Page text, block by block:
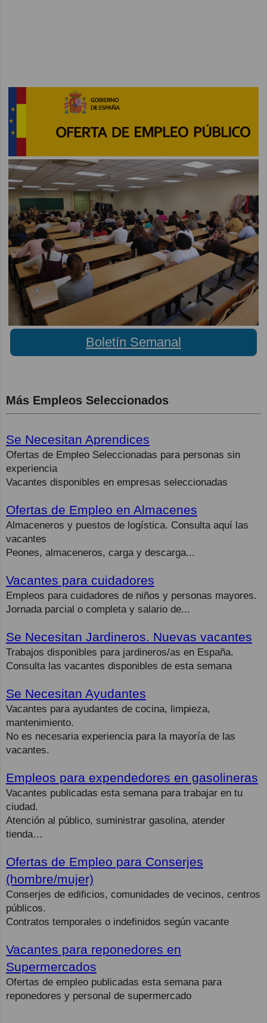
Boletín Semanal
Más Empleos Seleccionados
Se Necesitan Aprendices
Ofertas de Empleo Seleccionadas para personas sin
experiencia
Vacantes disponibles en empresas seleccionadas
Ofertas de Empleo en Almacenes
Almaceneros y puestos de logística. Consulta aquí las
vacantes
Peones, almaceneros, carga y descarga...
Vacantes para cuidadores
Empleos para cuidadores de niños y personas mayores.
Jornada parcial o completa y salario de...
Se Necesitan Jardineros. Nuevas vacantes
Trabajos disponibles para jardineros/as en España.
Consulta las vacantes disponibles de esta semana
Se Necesitan Ayudantes
Vacantes para ayudantes de cocina, limpieza,
mantenimiento.
No es necesaria experiencia para la mayoría de las
vacantes.
Empleos para expendedores en gasolineras
Vacantes publicadas esta semana para trabajar en tu
ciudad.
Atención al público, suministrar gasolina, atender
tienda…
Ofertas de Empleo para Conserjes
(hombre/mujer)
Conserjes de edificios, comunidades de vecinos, centros
públicos.
Contratos temporales o indefinidos según vacante
Vacantes para reponedores en
Supermercados
Ofertas de empleo publicadas esta semana para
reponedores y personal de supermercado